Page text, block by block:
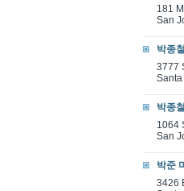
181
San
박종
3777
박종
1064
San
박준
3426